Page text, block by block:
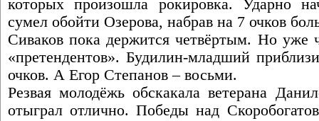
которых произошла рокировка. Ударно
сумел обойти Озерова, набрав на 7 очков
Сиваков пока держится четвёртым. Но уже
«претендентов». Будилин-младший
очков. А Егор Степанов – восьми.
Резвая молодёжь обскакала ветерана
отыграл отлично. Победы над